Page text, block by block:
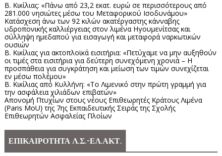
Β. Κικίλιας: «Πάνω από 23,2 εκατ. ευρώ σε περισσότερους από
281.000 νησιώτες μέσω του Μεταφορικού Ισοδυνάμου»
Κατάσχεση άνω των 92 κιλών ακατέργαστης κάνναβης
υδροπονικής καλλιέργειας στον λιμένα Ηγουμενίτσας και
σύλληψη ημεδαπού για εισαγωγή και μεταφορά ναρκωτικών
ουσιών
Β. Κικίλιας για ακτοπλοϊκά εισιτήρια: «Πετύχαμε να μην αυξηθούν
οι τιμές στα εισιτήρια για δεύτερη συνεχόμενη χρονιά – Η
προσπάθεια για συγκράτηση και μείωση των τιμών συνεχίζεται
εν μέσω πολέμου»
Β. Κικίλιας από Κυλλήνη: «Το Λιμενικό στην πρώτη γραμμή για
την ασφάλεια χιλιάδων επιβατών»
Απονομή Πτυχίων στους νέους Επιθεωρητές Κράτους Λιμένα
(Paris MoU) της 7ης Εκπαιδευτικής Σειράς της Σχολής
Επιθεωρητών Ασφαλείας Πλοίων
ΕΠΙΚΑΙΡΟΤΗΤΑ Λ.Σ.-ΕΛ.ΑΚΤ.